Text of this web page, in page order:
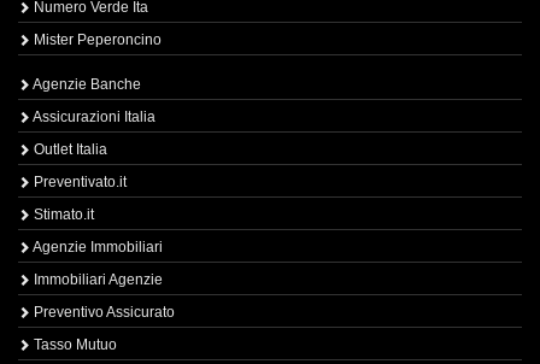
Numero Verde Ita
Mister Peperoncino
Agenzie Banche
Assicurazioni Italia
Outlet Italia
Preventivato.it
Stimato.it
Agenzie Immobiliari
Immobiliari Agenzie
Preventivo Assicurato
Tasso Mutuo